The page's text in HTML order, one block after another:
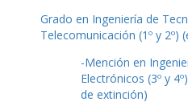
Grado en Ingeniería de
Telecomunicación (1º y 2º)
-Mención en
Electrónicos (3º y
de extinción)